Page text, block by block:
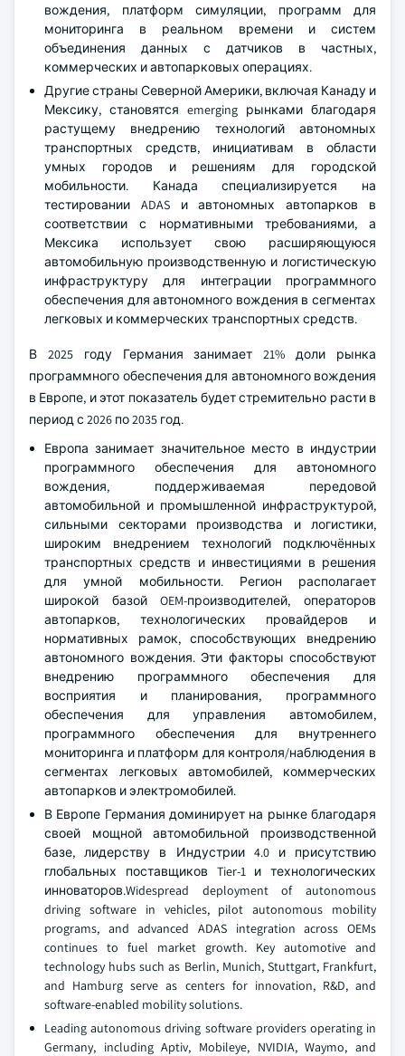
вождения, платформ симуляции, программ для
мониторинга в реальном времени и систем
объединения данных с датчиков в частных,
коммерческих и автопарковых операциях.
Другие страны Северной Америки, включая Канаду и
Мексику, становятся emerging рынками благодаря
растущему внедрению технологий автономных
транспортных средств, инициативам в области
умных городов и решениям для городской
мобильности. Канада специализируется на
тестировании ADAS и автономных автопарков в
соответствии с нормативными требованиями, а
Мексика использует свою расширяющуюся
автомобильную производственную и логистическую
инфраструктуру для интеграции программного
обеспечения для автономного вождения в сегментах
легковых и коммерческих транспортных средств.
В 2025 году Германия занимает 21% доли рынка
программного обеспечения для автономного вождения
в Европе, и этот показатель будет стремительно расти в
период с 2026 по 2035 год.
Европа занимает значительное место в индустрии
программного обеспечения для автономного
вождения, поддерживаемая передовой
автомобильной и промышленной инфраструктурой,
сильными секторами производства и логистики,
широким внедрением технологий подключённых
транспортных средств и инвестициями в решения
для умной мобильности. Регион располагает
широкой базой OEM-производителей, операторов
автопарков, технологических провайдеров и
нормативных рамок, способствующих внедрению
автономного вождения. Эти факторы способствуют
внедрению программного обеспечения для
восприятия и планирования, программного
обеспечения для управления автомобилем,
программного обеспечения для внутреннего
мониторинга и платформ для контроля/наблюдения в
сегментах легковых автомобилей, коммерческих
автопарков и электромобилей.
В Европе Германия доминирует на рынке благодаря
своей мощной автомобильной производственной
базе, лидерству в Индустрии 4.0 и присутствию
глобальных поставщиков Tier-1 и технологических
инноваторов.Widespread deployment of autonomous
driving software in vehicles, pilot autonomous mobility
programs, and advanced ADAS integration across OEMs
continues to fuel market growth. Key automotive and
technology hubs such as Berlin, Munich, Stuttgart, Frankfurt,
and Hamburg serve as centers for innovation, R&D, and
software-enabled mobility solutions.
Leading autonomous driving software providers operating in
Germany, including Aptiv, Mobileye, NVIDIA, Waymo, and